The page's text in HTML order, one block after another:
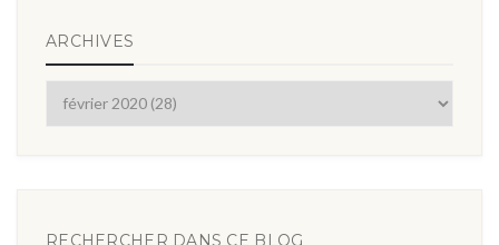
ARCHIVES
RECHERCHER DANS CE BLOG